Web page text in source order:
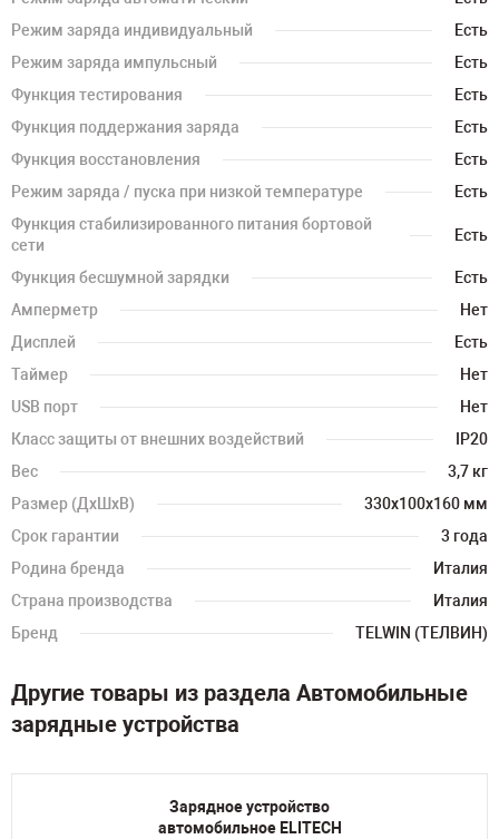
Режим заряда индивидуальный
Есть
Режим заряда импульсный
Есть
Функция тестирования
Есть
Функция поддержания заряда
Есть
Функция восстановления
Есть
Режим заряда / пуска при низкой температуре
Есть
Функция стабилизированного питания бортовой
сети
Есть
Функция бесшумной зарядки
Есть
Амперметр
Нет
Дисплей
Есть
Таймер
Нет
USB порт
Нет
Класс защиты от внешних воздействий
IP20
Вес
3,7 кг
Размер (ДхШхВ)
330х100х160 мм
Срок гарантии
3 года
Родина бренда
Италия
Страна производства
Италия
Бренд
TELWIN (ТЕЛВИН)
Другие товары из раздела Автомобильные
зарядные устройства
Зарядное устройство
автомобильное ELITECH